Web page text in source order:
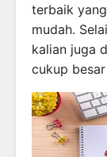
terbaik
mudah.
kalian juga
cukup